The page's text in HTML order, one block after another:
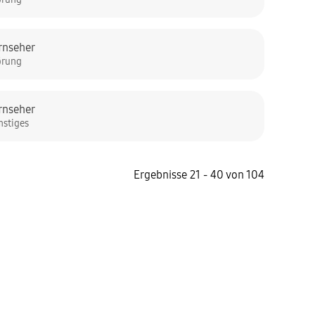
Ergebnisse 21 - 40 von 104